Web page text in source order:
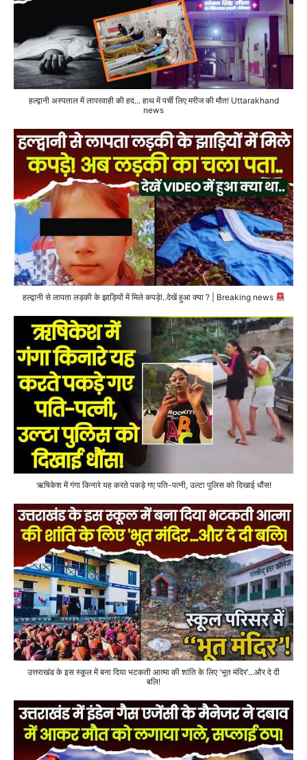
हल्द्वानी अस्पताल में लापरवाही की हद... हाथ में पर्ची लिए मरीज की मौत! Uttarakhand
news
हल्द्वानी से लापता लड़की के झाड़ियों में मिले कपड़े!..देखें हुआ क्या ? | Breaking news
ऋषिकेश में गंगा किनारे यह करते पकड़े गए पति-पत्नी, उल्टा पुलिस को दिखाई धौंस!
उत्तराखंड के इस स्कूल में बना दिया भटकती आत्मा की शांति के लिए 'भूत मंदिर'...और दे दी
बलि!